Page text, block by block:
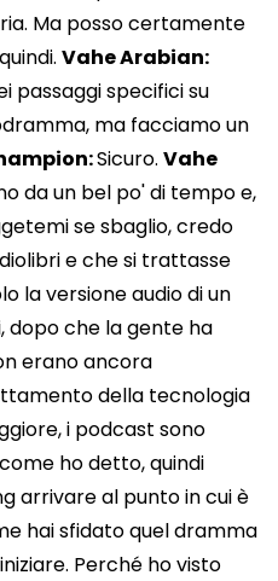
Ma posso certamente
Vahe Arabian:
passaggi specifici su
ma facciamo un
Sicuro.Vahe
da un bel po' di tempo e,
se sbaglio, credo
e che si trattasse
la versione audio di un
dopo che la gente ha
erano ancora
della tecnologia
i podcast sono
ho detto, quindi
arrivare al punto in cui è
hai sfidato quel dramma
Perché ho visto